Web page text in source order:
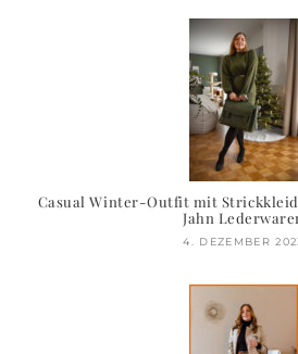
Casual Winter-Outfit mit Strickkleid
Jahn
4. DEZEMBER